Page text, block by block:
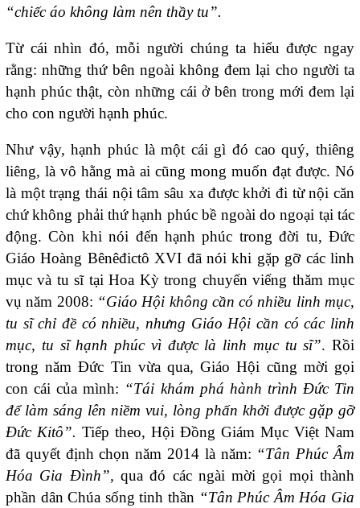
“chiếc áo không làm nên thầy tu”.
Từ cái nhìn đó, mỗi người chúng ta hiểu được ngay
rằng: những thứ bên ngoài không đem lại cho người ta
hạnh phúc thật, còn những cái ở bên trong mới đem lại
cho con người hạnh phúc.
Như vậy, hạnh phúc là một cái gì đó cao quý, thiêng
liêng, là vô hằng mà ai cũng mong muốn đạt được. Nó
là một trạng thái nội tâm sâu xa được khởi đi từ nội căn
chứ không phải thứ hạnh phúc bề ngoài do ngoại tại tác
động. Còn khi nói đến hạnh phúc trong đời tu, Đức
Giáo Hoàng Bênêđictô XVI đã nói khi gặp gỡ các linh
mục và tu sĩ tại Hoa Kỳ trong chuyến viếng thăm mục
vụ năm 2008: “Giáo Hội không cần có nhiều linh mục,
tu sĩ chỉ đề có nhiều, nhưng Giáo Hội cần có các linh
mục, tu sĩ hạnh phúc vì được là linh mục tu sĩ”. Rồi
trong năm Đức Tin vừa qua, Giáo Hội cũng mời gọi
con cái của mình: “Tái khám phá hành trình Đức Tin
để làm sáng lên niềm vui, lòng phấn khởi được gặp gỡ
Đức Kitô”. Tiếp theo, Hội Đồng Giám Mục Việt Nam
đã quyết định chọn năm 2014 là năm: “Tân Phúc Âm
Hóa Gia Đình”, qua đó các ngài mời gọi mọi thành
phần dân Chúa sống tinh thần “Tân Phúc Âm Hóa Gia